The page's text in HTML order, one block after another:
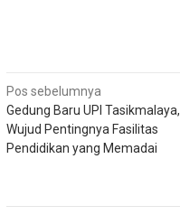
Navigasi
pos
Pos sebelumnya
Gedung Baru UPI Tasikmalaya,
Wujud Pentingnya Fasilitas
Pendidikan yang Memadai